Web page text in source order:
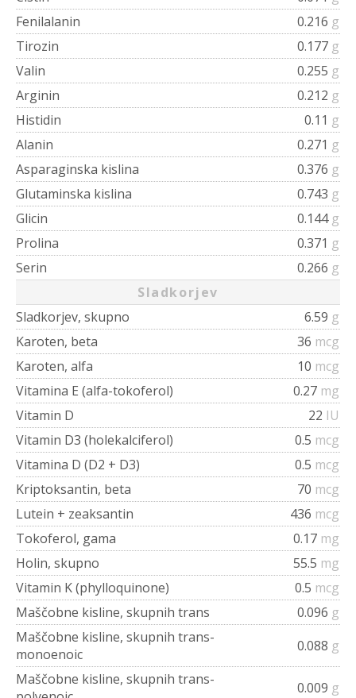
Fenilalanin
0.216 g
Tirozin
0.177 g
Valin
0.255 g
Arginin
0.212 g
Histidin
0.11 g
Alanin
0.271 g
Asparaginska kislina
0.376 g
Glutaminska kislina
0.743 g
Glicin
0.144 g
Prolina
0.371 g
Serin
0.266 g
Sladkorjev
Sladkorjev, skupno
6.59 g
Karoten, beta
36 mcg
Karoten, alfa
10 mcg
Vitamina E (alfa-tokoferol)
0.27 mg
Vitamin D
22 IU
Vitamin D3 (holekalciferol)
0.5 mcg
Vitamina D (D2 + D3)
0.5 mcg
Kriptoksantin, beta
70 mcg
Lutein + zeaksantin
436 mcg
Tokoferol, gama
0.17 mg
Holin, skupno
55.5 mg
Vitamin K (phylloquinone)
0.5 mcg
Maščobne kisline, skupnih trans
0.096 g
Maščobne kisline, skupnih trans-
monoenoic
0.088 g
Maščobne kisline, skupnih trans-
0.009 g